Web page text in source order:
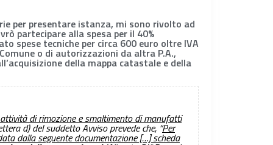
per presentare istanza, mi sono rivolto ad
partecipare alla spesa per il 40%
spese tecniche per circa 600 euro oltre IVA
o di autorizzazioni da altra P.A.,
della mappa catastale e della
di rimozione e smaltimento di manufatti
d) del suddetto Avviso prevede che, “Per
dalla seguente documentazione […] scheda